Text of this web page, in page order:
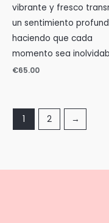
vibrante y fresco
un sentimiento
haciendo que cada
momento sea
€65.00
1 2 →